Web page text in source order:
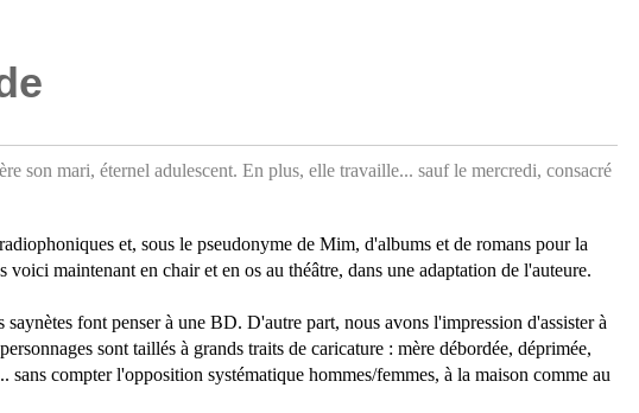
son mari, éternel adulescent. En plus, elle travaille... sauf le mercredi, consacré
et, sous le pseudonyme de Mim, d'albums et de romans pour la
maintenant en chair et en os au théâtre, dans une adaptation de l'auteure.
font penser à une BD. D'autre part, nous avons l'impression d'assister à
sont taillés à grands traits de caricature : mère débordée, déprimée,
compter l'opposition systématique hommes/femmes, à la maison comme au